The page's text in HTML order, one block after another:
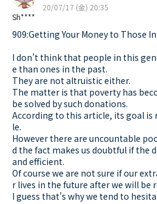
Sh****
20/07/17 (金) 20:35
909:Getting Your Money to Those
I don’t think that people in this
e than ones in the past.
They are not altruistic either.
The matter is that poverty has
be solved by such donations.
According to this article, its goal is
le.
However there are uncountable
d the fact makes us doubtful if the
and efficient.
Of course we are not sure if our
r lives in the future after we will be
I guess that’s why we tend to